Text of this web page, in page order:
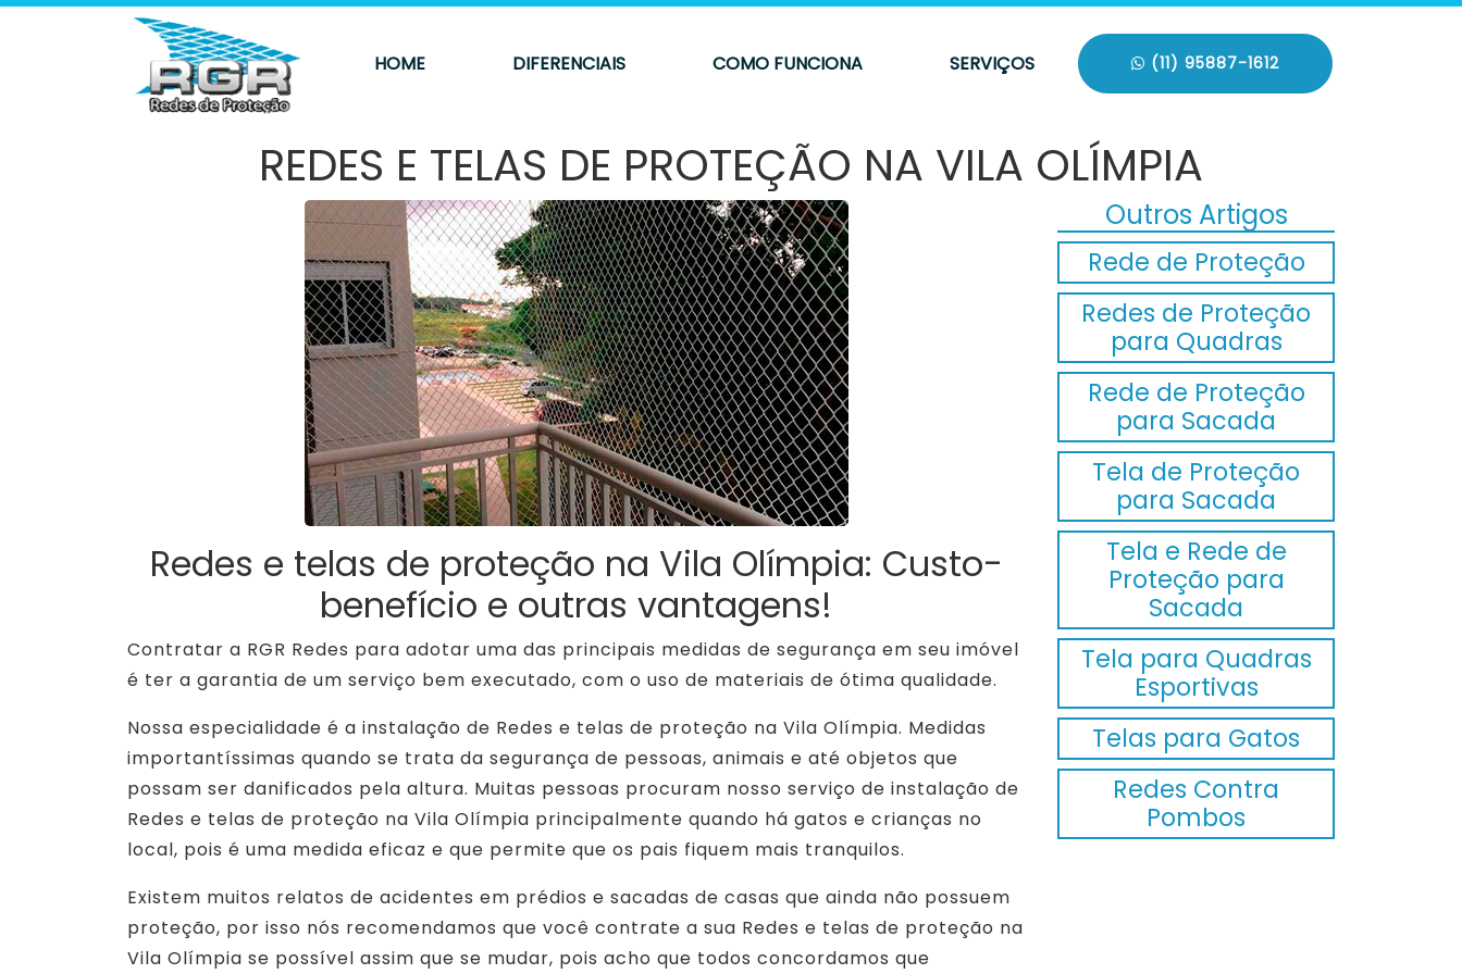
HOME DIFERENCIAIS COMO FUNCIONA SERVIÇOS (11) 95887-1612
REDES E TELAS DE PROTEÇÃO NA VILA OLÍMPIA
Redes e telas de proteção na Vila Olímpia: Custo-
benefício e outras vantagens!
Contratar a RGR Redes para adotar uma das principais medidas de segurança em seu imóvel
é ter a garantia de um serviço bem executado, com o uso de materiais de ótima qualidade.
Nossa especialidade é a instalação de Redes e telas de proteção na Vila Olímpia. Medidas
importantíssimas quando se trata da segurança de pessoas, animais e até objetos que
possam ser danificados pela altura. Muitas pessoas procuram nosso serviço de instalação de
Redes e telas de proteção na Vila Olímpia principalmente quando há gatos e crianças no
local, pois é uma medida eficaz e que permite que os pais fiquem mais tranquilos.
Existem muitos relatos de acidentes em prédios e sacadas de casas que ainda não possuem
proteção, por isso nós recomendamos que você contrate a sua Redes e telas de proteção na
Vila Olímpia se possível assim que se mudar, pois acho que todos concordamos que
Outros Artigos
Rede de Proteção
Redes de Proteção
para Quadras
Rede de Proteção
para Sacada
Tela de Proteção
para Sacada
Tela e Rede de
Proteção para
Sacada
Tela para Quadras
Esportivas
Telas para Gatos
Redes Contra
Pombos